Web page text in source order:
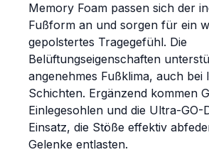
Memory Foam passen sich der
Fußform an und sorgen für ein
gepolstertes Tragegefühl. Die
Belüftungseigenschaften
angenehmes Fußklima, auch bei
Schichten. Ergänzend kommen
Einlegesohlen und die Ultra-GO-
Einsatz, die Stöße effektiv
Gelenke entlasten.